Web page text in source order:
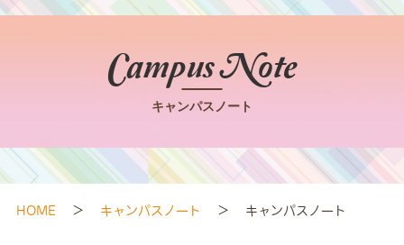
Campus Note
キャンパスノート
HOME > キャンパスノート > キャンパスノート